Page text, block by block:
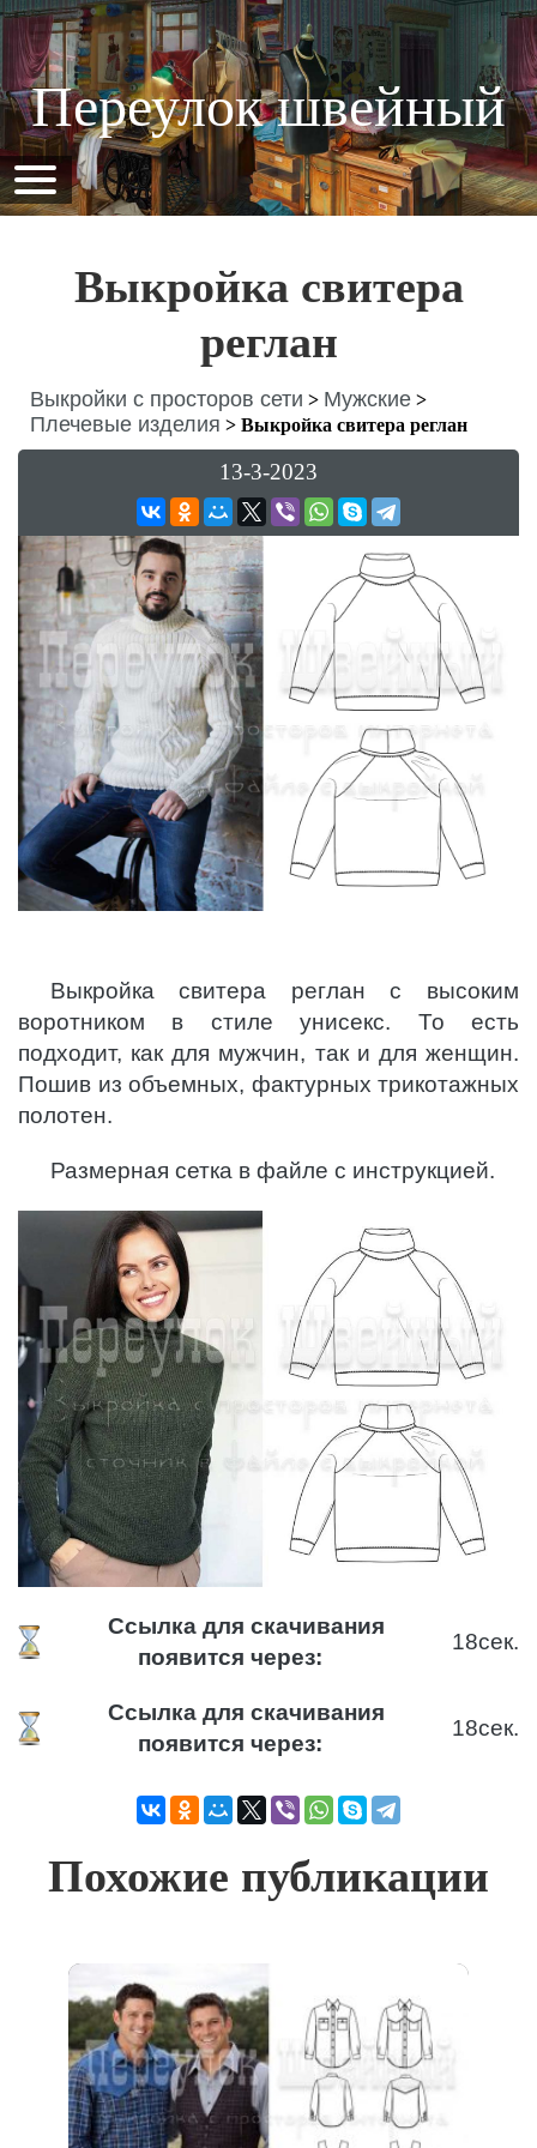
Переулок швейный
Выкройка свитера
реглан
Выкройки с просторов сети > Мужские >
Плечевые изделия > Выкройка свитера реглан
13-3-2023
Выкройка свитера реглан с высоким
воротником в стиле унисекс. То есть
подходит, как для мужчин, так и для женщин.
Пошив из объемных, фактурных трикотажных
полотен.
Размерная сетка в файле с инструкцией.
Ссылка для скачивания
появится через:
18сек.
Ссылка для скачивания
появится через:
18сек.
Похожие публикации